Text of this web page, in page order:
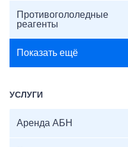
Противогололедные
реагенты
Показать ещё
УСЛУГИ
Аренда АБН